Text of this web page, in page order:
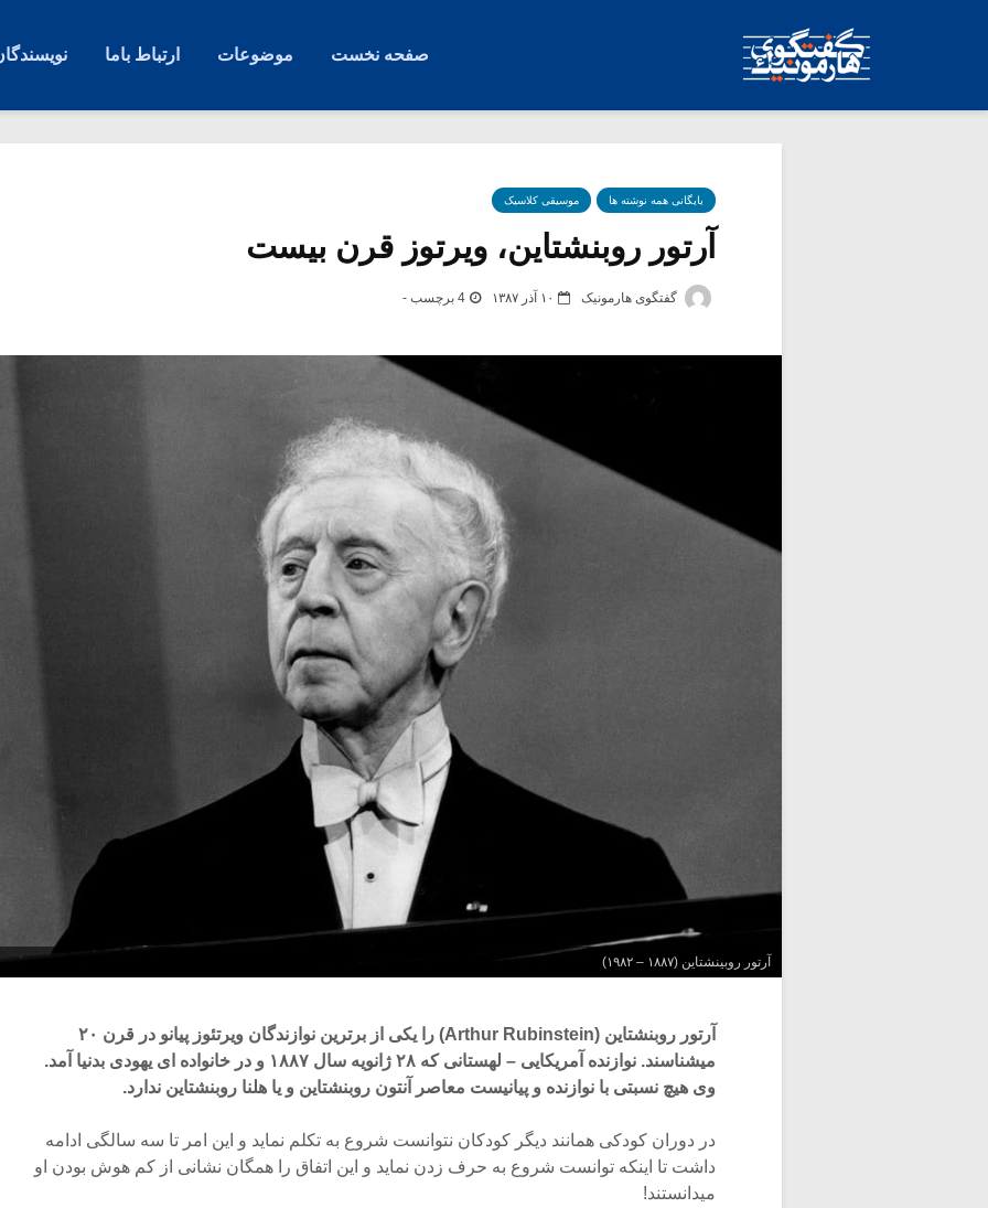
صفحه نخست موضوعات ارتباط باما
بایگانی همه نوشته ها موسیقی کلاسیک
آرتور روبنشتاین، ویرتوز قرن بیست
گفتگوی هارمونیک ۱۰ آذر ۱۳۸۷ 4 برچسب -
آرتور روبینشتاین (۱۸۸۷ – ۱۹۸۲)
آرتور روبنشتاین (Arthur Rubinstein) را یکی از برترین نوازندگان ویرتئوز پیانو در قرن ۲۰
میشناسند. نوازنده آمریکایی – لهستانی که ۲۸ ژانویه سال ۱۸۸۷ و در خانواده ای یهودی بدنیا آمد.
وی هیچ نسبتی با نوازنده و پیانیست معاصر آنتون روبنشتاین و یا هلنا روبنشتاین ندارد.
در دوران کودکی همانند دیگر کودکان نتوانست شروع به تکلم نماید و این امر تا سه سالگی ادامه
داشت تا اینکه توانست شروع به حرف زدن نماید و این اتفاق را همگان نشانی از کم هوش بودن او
میدانستند!